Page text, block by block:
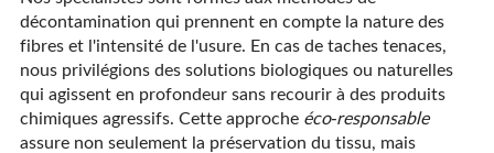
décontamination qui prennent en compte la nature des
fibres et l'intensité de l'usure. En cas de taches tenaces,
nous privilégions des solutions biologiques ou naturelles
qui agissent en profondeur sans recourir à des produits
chimiques agressifs. Cette approche éco-responsable
assure non seulement la préservation du tissu, mais